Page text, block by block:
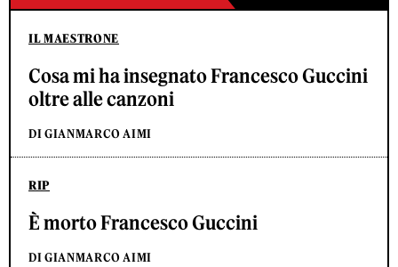
IL MAESTRONE
Cosa mi ha insegnato Francesco Guccini
oltre alle canzoni
DI GIANMARCO AIMI
RIP
È morto Francesco Guccini
DI GIANMARCO AIMI